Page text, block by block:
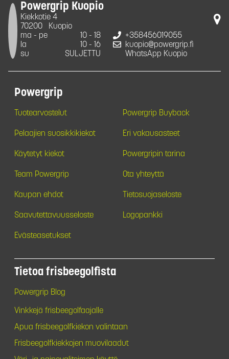
Powergrip Kuopio
Kiekkotie 4
70200
Kuopio
ma - pe
10 - 18
la
10 - 16
su
SULJETTU
+358456019055
kuopio@powergrip.fi
WhatsApp Kuopio
Powergrip
Tuotearvostelut Powergrip Buyback
Pelaajien suosikkikiekot Eri vakausasteet
Käytetyt kiekot Powergripin tarina
Team Powergrip Ota yhteyttä
Kaupan ehdot Tietosuojaseloste
Saavutettavuusseloste Logopankki
Evästeasetukset
Tietoa frisbeegolfista
Powergrip Blog
Vinkkejä frisbeegolfaajalle
Apua frisbeegolfkiekon valintaan
Frisbeegolfkiekkojen muovilaadut